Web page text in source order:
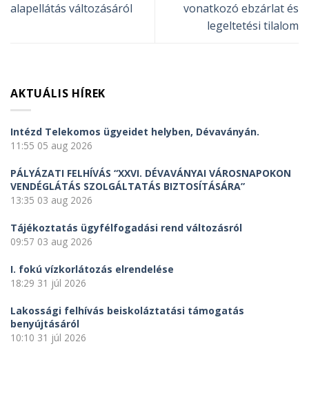
alapellátás változásáról
vonatkozó ebzárlat és
legeltetési tilalom
AKTUÁLIS HÍREK
Intézd Telekomos ügyeidet helyben, Dévaványán.
11:55 05 aug 2026
PÁLYÁZATI FELHÍVÁS “XXVI. DÉVAVÁNYAI VÁROSNAPOKON
VENDÉGLÁTÁS SZOLGÁLTATÁS BIZTOSÍTÁSÁRA”
13:35 03 aug 2026
Tájékoztatás ügyfélfogadási rend változásról
09:57 03 aug 2026
I. fokú vízkorlátozás elrendelése
18:29 31 júl 2026
Lakossági felhívás beiskoláztatási támogatás
benyújtásáról
10:10 31 júl 2026